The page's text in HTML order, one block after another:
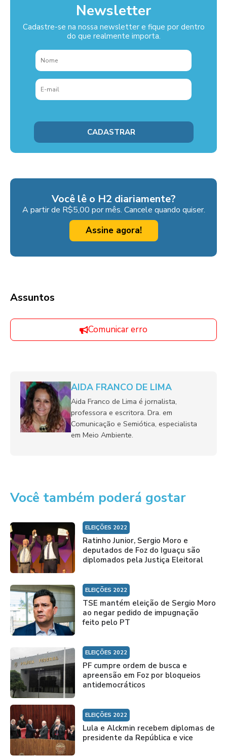
Newsletter
Cadastre-se na nossa newsletter e fique por dentro
do que realmente importa.
Você lê o H2 diariamente?
A partir de R$5,00 por mês. Cancele quando quiser.
Assine agora!
Assuntos
Comunicar erro
AIDA FRANCO DE LIMA
Aida Franco de Lima é jornalista,
professora e escritora. Dra. em
Comunicação e Semiótica, especialista
em Meio Ambiente.
Você também poderá gostar
ELEIÇÕES 2022
Ratinho Junior, Sergio Moro e
deputados de Foz do Iguaçu são
diplomados pela Justiça Eleitoral
ELEIÇÕES 2022
TSE mantém eleição de Sergio Moro
ao negar pedido de impugnação
feito pelo PT
ELEIÇÕES 2022
PF cumpre ordem de busca e
apreensão em Foz por bloqueios
antidemocráticos
ELEIÇÕES 2022
Lula e Alckmin recebem diplomas de
presidente da República e vice